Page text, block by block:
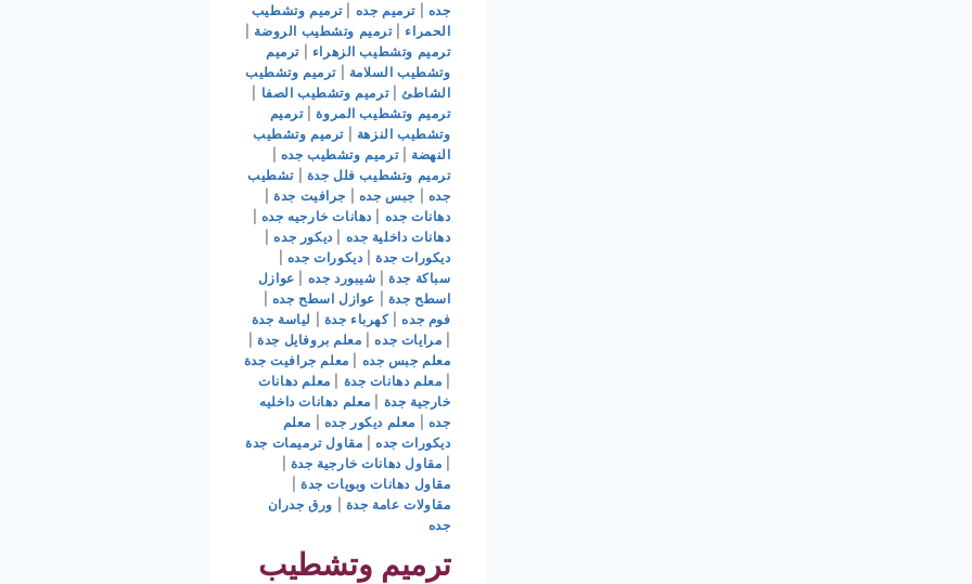
جده
ترميم جده |ترميم وتشطيب
الحمراء |ترميم وتشطيب الروضة
ترميم وتشطيب الزهراء |ترميم
وتشطيب السلامة
ترميم وتشطيب
الشاطئ|ترميم وتشطيب الصفا
ترميم وتشطيب المروة|ترميم
وتشطيب النزهة
ترميم وتشطيب
النهضة |ترميم وتشطيب جده
ترميم وتشطيب فلل جدة |تشطيب
جده
جبس جده جرافيت جدة|
دهانات جده
دهانات خارجيه جده
دهانات داخلية جده
ديكور جده|
ديكورات جدة| ديكورات جده
سباكة جدة| شيبورد جده
عوازل
اسطح جدة
عوازل اسطح جده
فوم جده|كهرباء جدة
لياسة جدة
مرايات جده| معلم بروفايل جدة|
معلم جبس جده
معلم جرافيت جدة
معلم دهانات جدة
معلم دهانات
خارجية جدة
معلم دهانات داخليه
جده
معلم ديكور جده
معلم
ديكورات جده| مقاول ترميمات جدة
مقاول دهانات خارجية جدة
مقاول دهانات وبويات جدة
مقاولات عامة جدة
ورق جدران
جده
ترميم وتشطيب